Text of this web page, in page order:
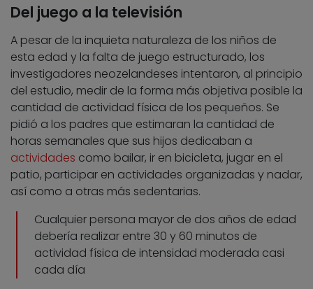
Del juego a la televisión
A pesar de la inquieta naturaleza de los niños de
esta edad y la falta de juego estructurado, los
investigadores neozelandeses intentaron, al principio
del estudio, medir de la forma más objetiva posible la
cantidad de actividad física de los pequeños. Se
pidió a los padres que estimaran la cantidad de
horas semanales que sus hijos dedicaban a
actividades como bailar, ir en bicicleta, jugar en el
patio, participar en actividades organizadas y nadar,
así como a otras más sedentarias.
Cualquier persona mayor de dos años de edad
debería realizar entre 30 y 60 minutos de
actividad física de intensidad moderada casi
cada día